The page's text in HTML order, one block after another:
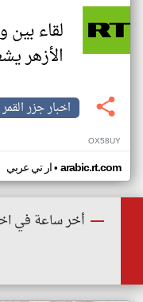
لقاء
الأزهر
اخبار جزر القمر
OX58UY
ار تي عربي• arabic.rt.com
أخر ساعة في